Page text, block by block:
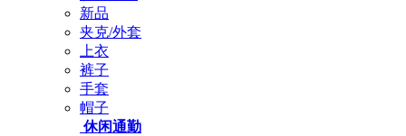
新品
夹克/外套
上衣
裤子
手套
帽子
休闲通勤